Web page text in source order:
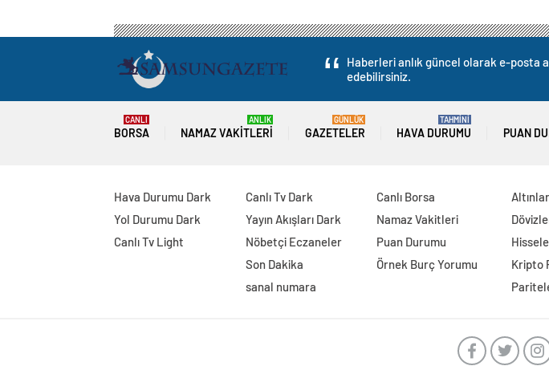
Haberleri anlık güncel olarak e-posta
edebilirsiniz.
BORSA
CANLI
NAMAZ VAKITLERI
ANLIK
GAZETELER
GÜNLÜK
HAVA DURUMU
TAHMİNİ
PUAN
Hava Durumu Dark
Yol Durumu Dark
Canlı Tv Light
Canlı Tv Dark
Yayın Akışları Dark
Nöbetçi Eczaneler
Son Dakika
sanal numara
Canlı Borsa
Namaz Vakitleri
Puan Durumu
Örnek Burç Yorumu
Altınlar
Kripto